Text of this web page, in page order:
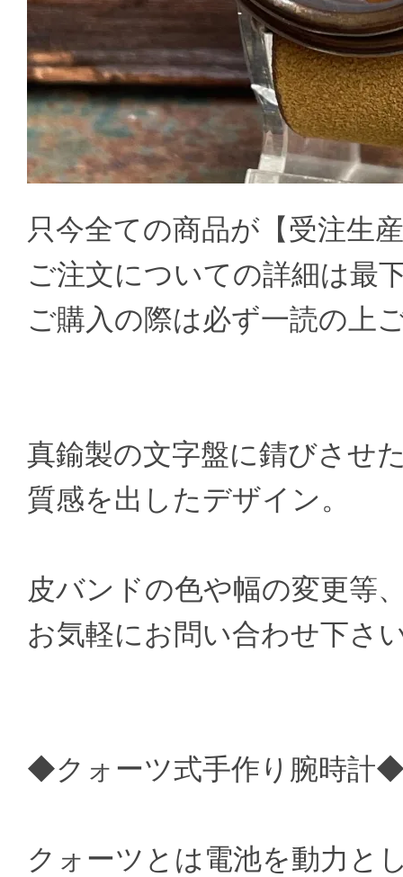
只今全ての商品が【受注生
ご注文についての詳細は最
ご購入の際は必ず一読の上
真鍮製の文字盤に錆びさせ
質感を出したデザイン。
皮バンドの色や幅の変更等
お気軽にお問い合わせ下さ
◆クォーツ式手作り腕時計
クォーツとは電池を動力と